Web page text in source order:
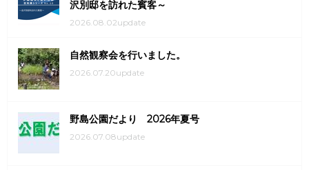
沢別邸を訪れた賓客～
2026.08.02update
自然観察会を行いました。
2026.07.20update
野島公園だより 2026年夏号
2026.07.08update